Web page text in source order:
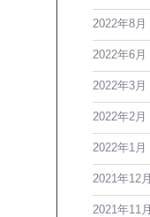
2022年8月
2022年6月
2022年3月
2022年2月
2022年1月
2021年12月
2021年11月